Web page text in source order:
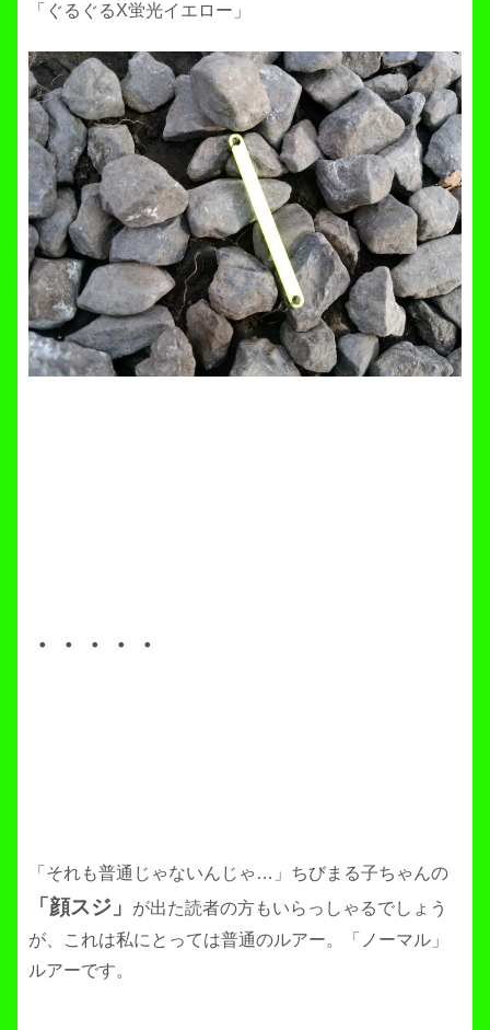
「ぐるぐるX蛍光イエロー」
・・・・・
「それも普通じゃないんじゃ…」ちびまる子ちゃんの
「顔スジ」
が出た読者の方もいらっしゃるでしょう
が、これは私にとっては普通のルアー。「ノーマル」
ルアーです。